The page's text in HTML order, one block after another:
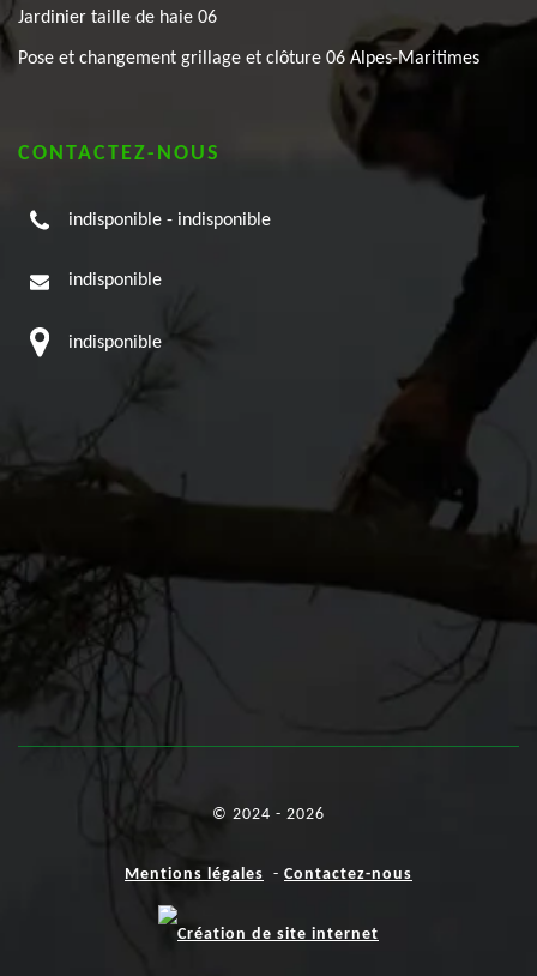
Jardinier taille de haie 06
Pose et changement grillage et clôture 06 Alpes-Maritimes
CONTACTEZ-NOUS
indisponible - indisponible
indisponible
indisponible
© 2024 - 2026
Mentions légales - Contactez-nous